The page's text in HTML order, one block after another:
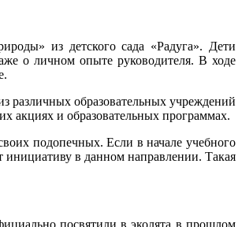
из детского сада «Радуга». Дети
о личном опыте руководителя. В ходе
различных образовательных учреждений
акциях и образовательных программах.
подопечных. Если в начале учебного
в данном направлении. Такая